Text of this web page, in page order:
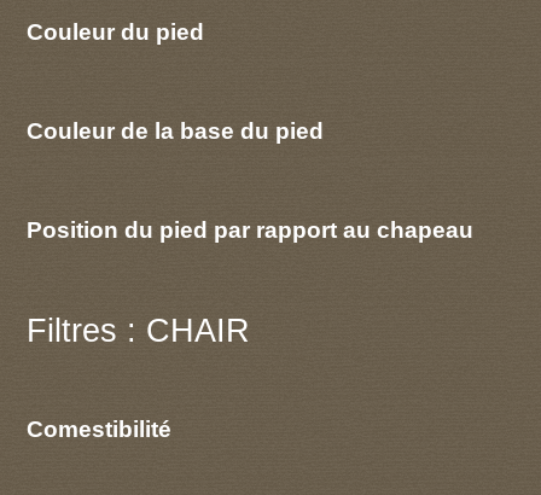
Couleur du pied
Couleur de la base du pied
Position du pied par rapport au chapeau
Filtres : CHAIR
Comestibilité